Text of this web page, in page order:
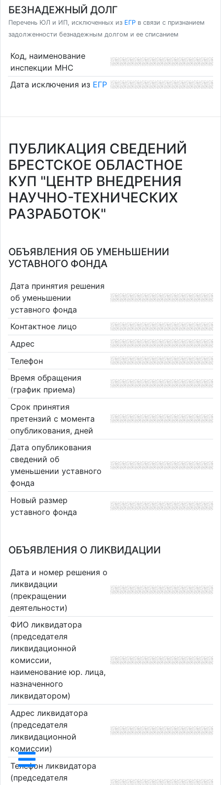
БЕЗНАДЕЖНЫЙ ДОЛГ
Перечень ЮЛ и ИП, исключенных из ЕГР в связи с признанием
задолженности безнадежным долгом и ее списанием
Код, наименование
инспекции МНС
Дата исключения из ЕГР
ПУБЛИКАЦИЯ СВЕДЕНИЙ
БРЕСТСКОЕ ОБЛАСТНОЕ
КУП "ЦЕНТР ВНЕДРЕНИЯ
НАУЧНО-ТЕХНИЧЕСКИХ
РАЗРАБОТОК"
ОБЪЯВЛЕНИЯ ОБ УМЕНЬШЕНИИ
УСТАВНОГО ФОНДА
Дата принятия решения
об уменьшении
уставного фонда
Контактное лицо
Адрес
Телефон
Время обращения
(график приема)
Срок принятия
претензий с момента
опубликования, дней
Дата опубликования
сведений об
уменьшении уставного
фонда
Новый размер
уставного фонда
ОБЪЯВЛЕНИЯ О ЛИКВИДАЦИИ
Дата и номер решения о
ликвидации
(прекращении
деятельности)
ФИО ликвидатора
(председателя
ликвидационной
комиссии,
наименование юр. лица,
назначенного
ликвидатором)
Адрес ликвидатора
(председателя
ликвидационной
комиссии)
Телефон ликвидатора
(председателя